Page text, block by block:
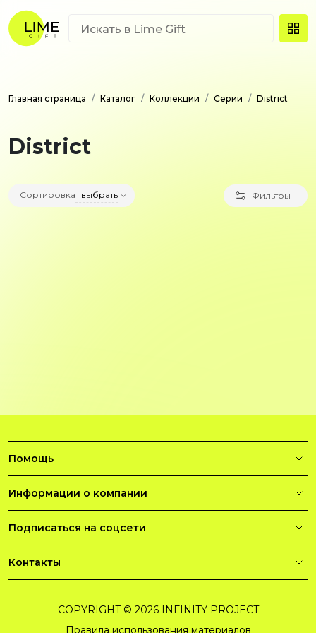
Главная страница Каталог Коллекции Серии District
District
Сортировка выбрать Фильтры
Помощь
Информации о компании
Подписаться на соцсети
Контакты
COPYRIGHT © 2026 INFINITY PROJECT
Правила использования материалов